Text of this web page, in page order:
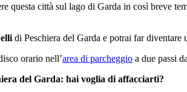
questa città sul lago di Garda in così breve
di Peschiera del Garda e potrai far diventare
orario nell’area di parcheggio a due passi
del Garda: hai voglia di affacciarti?